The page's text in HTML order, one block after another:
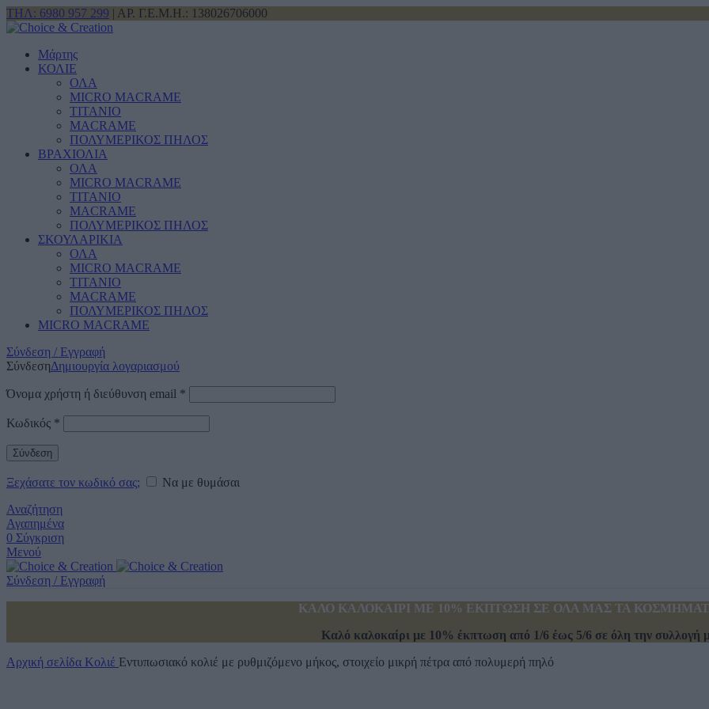
ΤΗΛ: 6980 957 299 | ΑΡ. Γ.Ε.Μ.Η.: 138026706000
Μάρτης
ΚΟΛΙΕ
ΟΛΑ
MICRO MACRAME
ΤΙΤΑΝΙΟ
MACRAME
ΠΟΛΥΜΕΡΙΚΟΣ ΠΗΛΟΣ
ΒΡΑΧΙΟΛΙΑ
ΟΛΑ
MICRO MACRAME
ΤΙΤΑΝΙΟ
MACRAME
ΠΟΛΥΜΕΡΙΚΟΣ ΠΗΛΟΣ
ΣΚΟΥΛΑΡΙΚΙΑ
ΟΛΑ
MICRO MACRAME
ΤΙΤΑΝΙΟ
MACRAME
ΠΟΛΥΜΕΡΙΚΟΣ ΠΗΛΟΣ
MICRO MACRAME
Σύνδεση / Εγγραφή
ΣύνδεσηΔημιουργία λογαριασμού
Όνομα χρήστη ή διεύθυνση email *
Κωδικός *
Σύνδεση
Ξεχάσατε τον κωδικό σας;
Να με θυμάσαι
Αναζήτηση
Αγαπημένα
0 Σύγκριση
Μενού
Σύνδεση / Εγγραφή
ΚΑΛΟ ΚΑΛΟΚΑΙΡΙ ΜΕ 10% ΕΚΠΤΩΣΗ ΣΕ ΟΛΑ ΜΑΣ ΤΑ
Καλό καλοκαίρι με 10% έκπτωση από 1/6 έως 5/6 σε όλη την συλλογή
Αρχική σελίδα Κολιέ Εντυπωσιακό κολιέ με ρυθμιζόμενο μήκος, στοιχείο μικρή πέτρα από πολυμερή πηλό